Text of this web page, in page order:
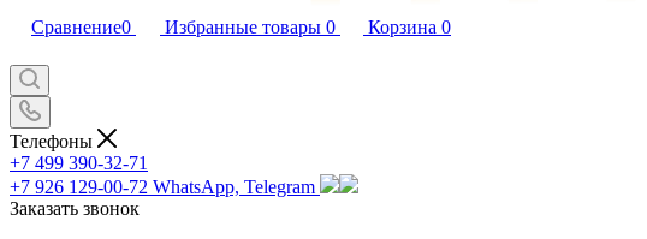
Сравнение0 Избранные товары 0 Корзина 0
Телефоны
+7 499 390-32-71
+7 926 129-00-72 WhatsApp, Telegram
Заказать звонок